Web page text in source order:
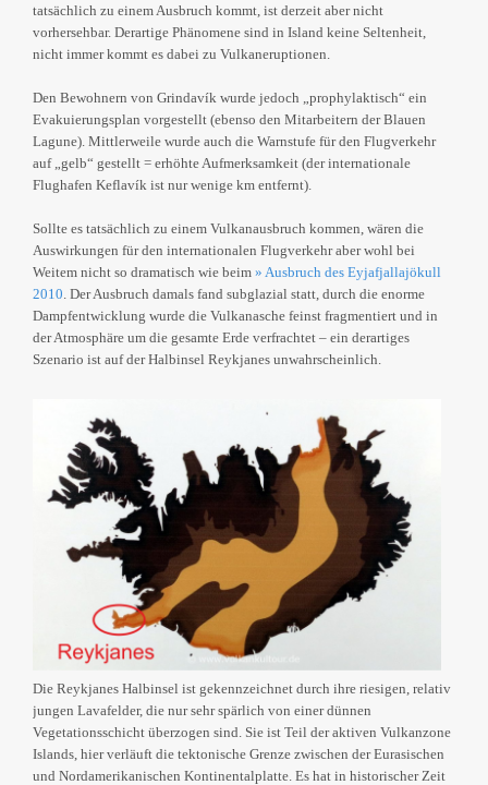
tatsächlich zu einem Ausbruch kommt, ist derzeit aber nicht
vorhersehbar. Derartige Phänomene sind in Island keine Seltenheit,
nicht immer kommt es dabei zu Vulkaneruptionen.
Den Bewohnern von Grindavík wurde jedoch „prophylaktisch“ ein
Evakuierungsplan vorgestellt (ebenso den Mitarbeitern der Blauen
Lagune). Mittlerweile wurde auch die Warnstufe für den Flugverkehr
auf „gelb“ gestellt = erhöhte Aufmerksamkeit (der internationale
Flughafen Keflavík ist nur wenige km entfernt).
Sollte es tatsächlich zu einem Vulkanausbruch kommen, wären die
Auswirkungen für den internationalen Flugverkehr aber wohl bei
Weitem nicht so dramatisch wie beim » Ausbruch des Eyjafjallajökull
2010 . Der Ausbruch damals fand subglazial statt, durch die enorme
Dampfentwicklung wurde die Vulkanasche feinst fragmentiert und in
der Atmosphäre um die gesamte Erde verfrachtet – ein derartiges
Szenario ist auf der Halbinsel Reykjanes unwahrscheinlich.
Die Reykjanes Halbinsel ist gekennzeichnet durch ihre riesigen, relativ
jungen Lavafelder, die nur sehr spärlich von einer dünnen
Vegetationsschicht überzogen sind. Sie ist Teil der aktiven Vulkanzone
Islands, hier verläuft die tektonische Grenze zwischen der Eurasischen
und Nordamerikanischen Kontinentalplatte. Es hat in historischer Zeit